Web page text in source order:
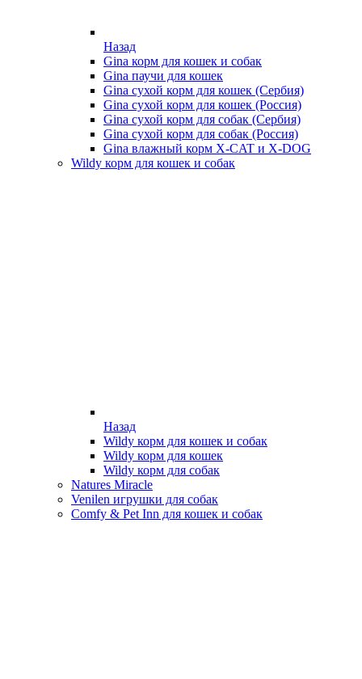
Назад
Gina корм для кошек и собак
Gina паучи для кошек
Gina сухой корм для кошек (Сербия)
Gina сухой корм для кошек (Россия)
Gina сухой корм для собак (Сербия)
Gina сухой корм для собак (Россия)
Gina влажный корм X-CAT и X-DOG
Wildy корм для кошек и собак
Назад
Wildy корм для кошек и собак
Wildy корм для кошек
Wildy корм для собак
Natures Miracle
Venilen игрушки для собак
Comfy & Pet Inn для кошек и собак